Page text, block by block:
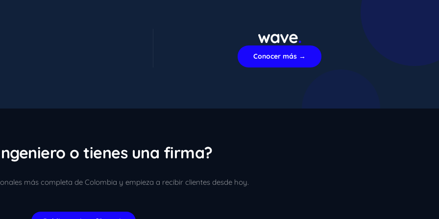
wave.
Conocer más →
o tienes una firma?
más completa de Colombia y empieza a recibir clientes desde hoy.
xImenA
En línea ahora